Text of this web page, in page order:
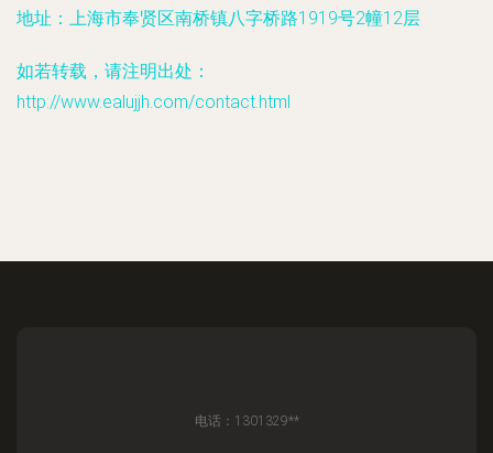
地址：上海市奉贤区南桥镇八字桥路1919号2幢12层
如若转载，请注明出处：
http://www.ealujjh.com/contact.html
电话：1301329**